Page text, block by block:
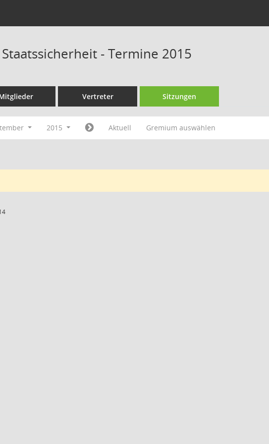
- Termine 2015
Vertreter Sitzungen
2015 Aktuell Gremium auswählen